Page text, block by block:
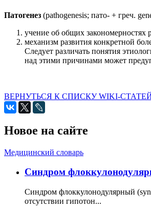
Патогенез (pathogenesis; пато- + греч.
учение об общих закономерностях
механизм развития конкретной
Следует различать понятия
над этими причинами может
ВЕРНУТЬСЯ К СПИСКУ WIKI-
Новое на сайте
Медицинский словарь
Cиндром
Синдром флоккулонодулярный
отсутствии гипотон...